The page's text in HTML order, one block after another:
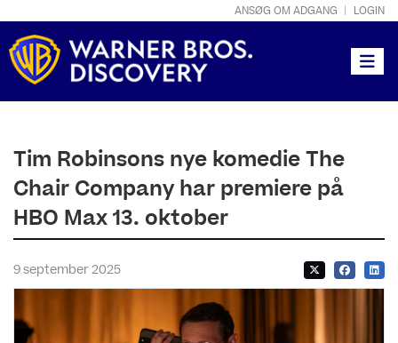
ANSØG OM ADGANG LOGIN
Tim Robinsons nye komedie The
Chair Company har premiere på
HBO Max 13. oktober
9 september 2025